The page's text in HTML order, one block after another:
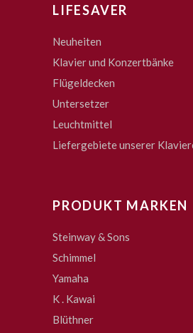
LIFESAVER
Neuheiten
Klavier und Konzertbänke
Flügeldecken
Untersetzer
Leuchtmittel
Liefergebiete unserer
PRODUKT MARKEN
Steinway & Sons
Schimmel
Yamaha
K . Kawai
Blüthner